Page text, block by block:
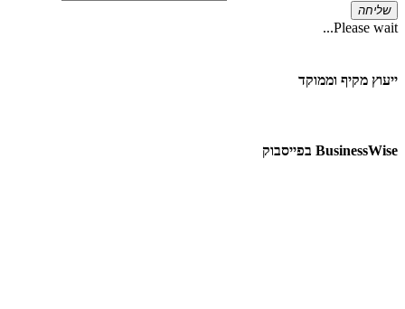
שליחה
Please wait...
ייעוץ מקיף וממוקד
BusinessWise בפייסבוק